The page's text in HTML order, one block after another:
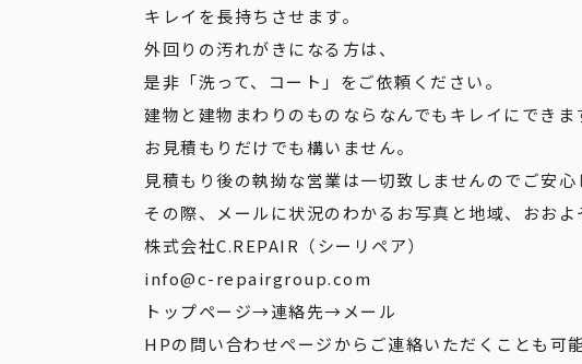
キレイを長持ちさせます。
外回りの汚れがきになる方は、
是非「洗って、コート」をご依頼ください。
建物と建物まわりのものならなんでもキレイにできま
お見積もりだけでも構いません。
見積もり後の執拗な営業は一切致しませんのでご安心
その際、メールに状況のわかるお写真と地域、おお
株式会社C.REPAIR（シーリペア）
info@c-repairgroup.com
トップページ→連絡先→メール
HPの問い合わせページからご連絡いただくことも可能